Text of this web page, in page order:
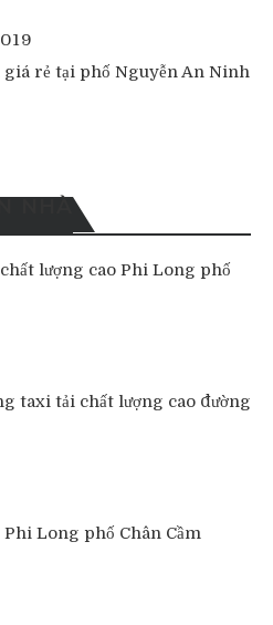
giá rẻ tại phố Nguyễn An Ninh
NHÀ
lượng cao Phi Long phố
taxi tải chất lượng cao đường
Long phố Chân Cầm